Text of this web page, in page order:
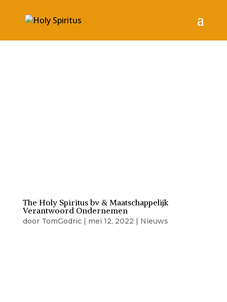
The Holy Spiritus bv & Maatschappelijk
Verantwoord Ondernemen
door TomGodric| mei 12, 2022 | Nieuws